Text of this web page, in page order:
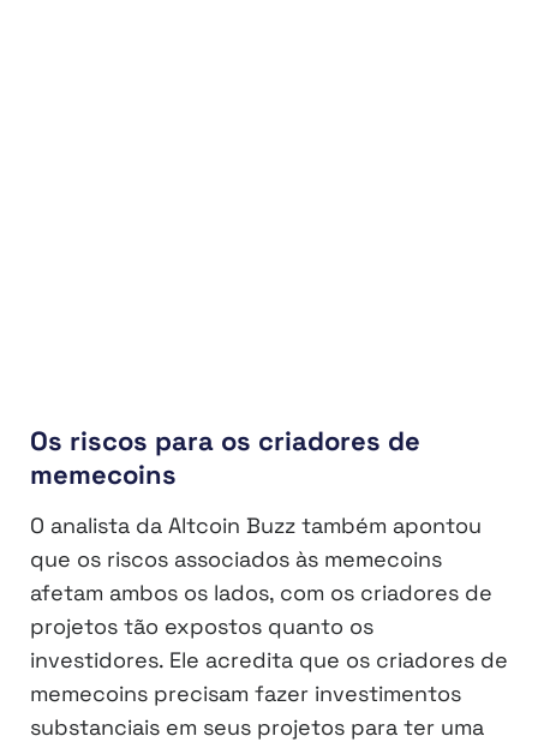
Os riscos para os criadores de
memecoins
O analista da Altcoin Buzz também apontou
que os riscos associados às memecoins
afetam ambos os lados, com os criadores de
projetos tão expostos quanto os
investidores. Ele acredita que os criadores de
memecoins precisam fazer investimentos
substanciais em seus projetos para ter uma